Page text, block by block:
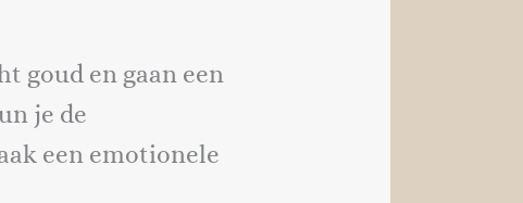
goud en gaan een
je de
een emotionele